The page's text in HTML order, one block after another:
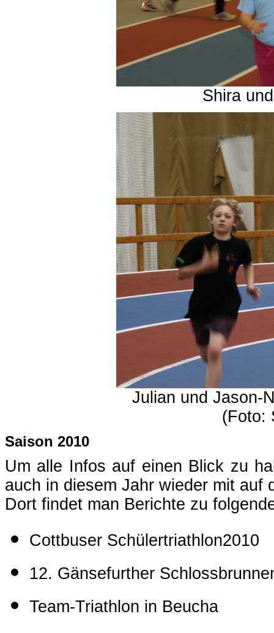
Shira
Julian und Jason-
(Foto:
Saison 2010
Um alle Infos auf einen Blick zu
auch in diesem Jahr wieder mit auf
Dort findet man Berichte zu
Cottbuser Schülertriathlon2010
12. Gänsefurther
Team-Triathlon in Beucha